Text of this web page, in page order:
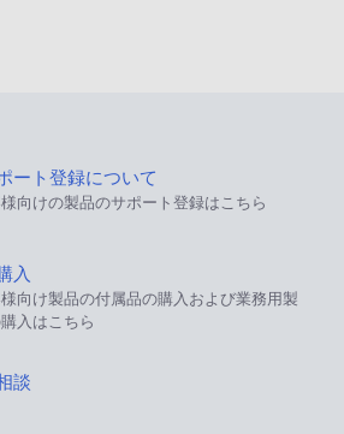
ート登録について
向けの製品のサポート登録はこちら
入
向け製品の付属品の購入および業務用製
入はこちら
談